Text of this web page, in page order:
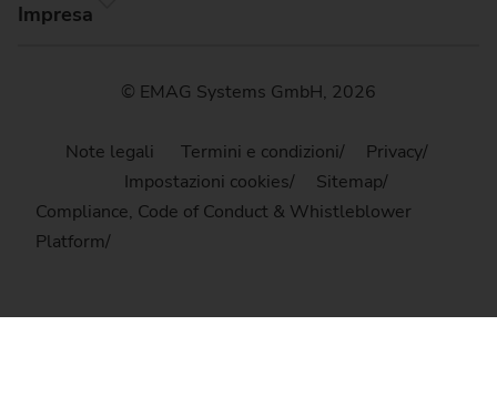
Impresa
© EMAG Systems GmbH, 2026
Note legali Termini e condizioni
Privacy
Impostazioni cookies
Sitemap
Compliance, Code of Conduct & Whistleblower
Platform